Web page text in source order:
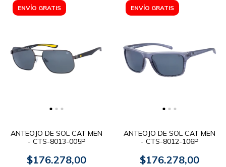
ENVÍO GRATIS
ANTEOJO DE SOL CAT MEN
- CTS-8013-005P
$176.278,00
ENVÍO GRATIS
ANTEOJO DE SOL CAT MEN
- CTS-8012-106P
$176.278,00